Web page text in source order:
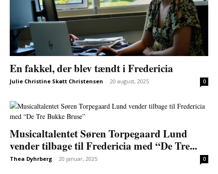
En fakkel, der blev tændt i Fredericia
Julie Christine Skøtt Christensen - 20 august, 2025 0
Musicaltalentet Søren Torpegaard Lund
vender tilbage til Fredericia med “De Tre...
Thea Dyhrberg - 20 januar, 2025 0